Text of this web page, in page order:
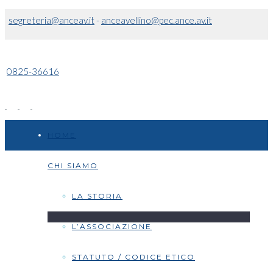
segreteria@anceav.it- anceavellino@pec.ance.av.it
0825-36616
CHI SIAMO
LA STORIA
L’ASSOCIAZIONE
STATUTO / CODICE ETICO